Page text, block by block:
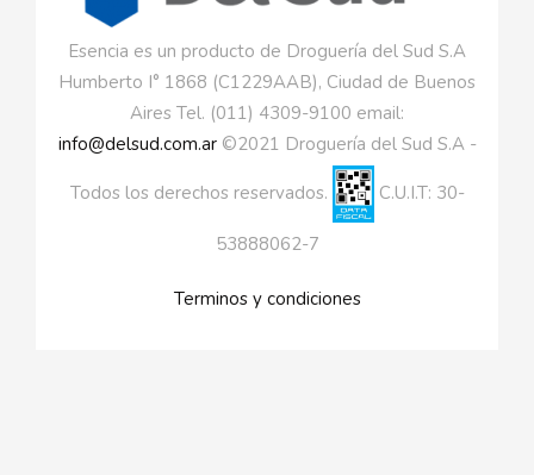
Esencia es un producto de Droguería del Sud S.A
Humberto I° 1868 (C1229AAB), Ciudad de Buenos
Aires Tel. (011) 4309-9100 email:
info@delsud.com.ar©2021 Droguería del Sud S.A -
Todos los derechos reservados. C.U.I.T: 30-
53888062-7
Terminos y condiciones